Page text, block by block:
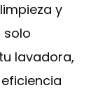
y
solo
lavadora,